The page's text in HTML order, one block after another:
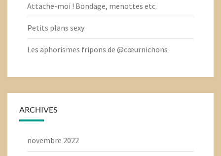
Attache-moi ! Bondage, menottes etc.
Petits plans sexy
Les aphorismes fripons de @cœurnichons
ARCHIVES
novembre 2022